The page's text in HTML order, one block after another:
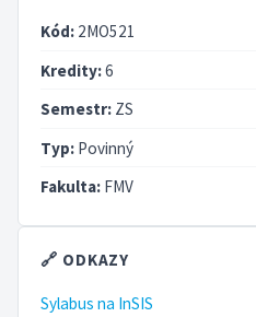
Kód: 2MO521
Kredity:6
Semestr: ZS
Typ: Povinný
Fakulta: FMV
🔗 ODKAZY
Sylabus na InSIS